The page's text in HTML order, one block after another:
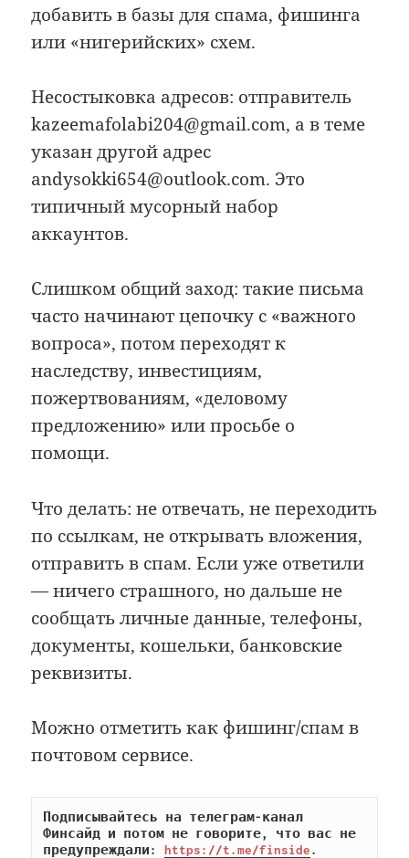
добавить в базы для спама, фишинга
или «нигерийских» схем.
Несостыковка адресов: отправитель
kazeemafolabi204@gmail.com, а в теме
указан другой адрес
andysokki654@outlook.com. Это
типичный мусорный набор
аккаунтов.
Слишком общий заход: такие письма
часто начинают цепочку с «важного
вопроса», потом переходят к
наследству, инвестициям,
пожертвованиям, «деловому
предложению» или просьбе о
помощи.
Что делать: не отвечать, не переходить
по ссылкам, не открывать вложения,
отправить в спам. Если уже ответили
— ничего страшного, но дальше не
сообщать личные данные, телефоны,
документы, кошельки, банковские
реквизиты.
Можно отметить как фишинг/спам в
почтовом сервисе.
Подписывайтесь на телеграм-канал
Финсайд и потом не говорите, что вас не
предупреждали: https://t.me/finside.